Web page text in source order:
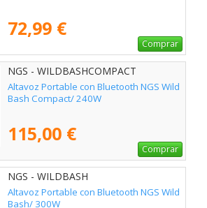
72,99 €
Comprar
NGS - WILDBASHCOMPACT
Altavoz Portable con Bluetooth NGS Wild
Bash Compact/ 240W
115,00 €
Comprar
NGS - WILDBASH
Altavoz Portable con Bluetooth NGS Wild
Bash/ 300W